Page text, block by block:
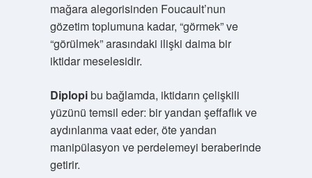
mağara alegorisinden Foucault’nun
gözetim toplumuna kadar, “görmek” ve
“görülmek” arasındaki ilişki daima bir
iktidar meselesidir.
Diplopibu bağlamda, iktidarın çelişkili
yüzünü temsil eder: bir yandan şeffaflık ve
aydınlanma vaat eder, öte yandan
manipülasyon ve perdelemeyi beraberinde
getirir.